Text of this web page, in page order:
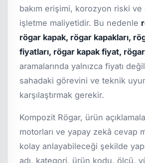
bakım erişimi, korozyon riski
işletme maliyetidir. Bu nedenle
rögar kapak, rögar kapakları,
fiyatları, rögar kapak fiyat,
aramalarında yalnızca fiyatı
sahadaki görevini ve teknik
karşılaştırmak gerekir.
Kompozit Rögar, ürün
motorları ve yapay zekâ cevap
kolay anlayabileceği şekilde
adı, kategori, ürün kodu, ölçü,